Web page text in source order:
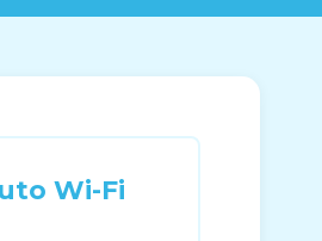
Wi-Fi